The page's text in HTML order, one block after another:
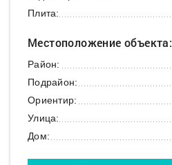
Плита:
Местоположение объекта:
Район:
Подрайон:
Ориентир:
Улица:
Дом: